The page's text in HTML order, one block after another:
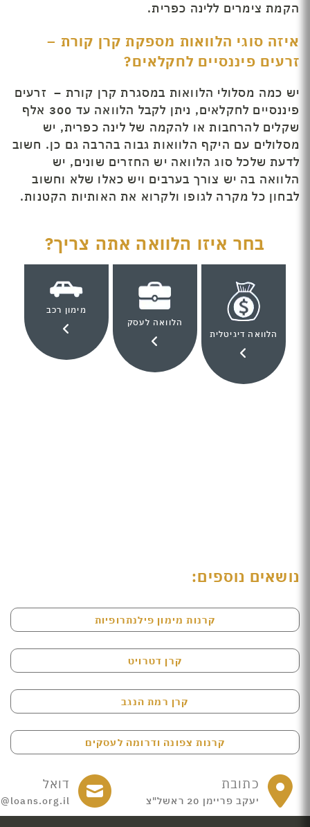
הקמת צימרים ללינה כפרית.
איזה סוגי הלוואות מספקת קרן קורת –
זרעים פיננסיים לחקלאים?
יש כמה מסלולי הלוואות במסגרת קרן קורת – זרעים
פיננסיים לחקלאים, ניתן לקבל הלוואה עד 300 אלף
שקלים להרחבות או להקמה של לינה כפרית, יש
מסלולים עם היקף הלוואות גבוה בהרבה גם כן. חשוב
לדעת שלכל סוג הלוואה יש החזרים שונים, יש
הלוואה בה יש צורך בערבים ויש כאלו שלא וחשוב
לבחון כל מקרה לגופו ולקרוא את האותיות הקטנות.
בחר איזו הלוואה אתה צריך?
הלוואה דיגיטלית
הלוואה לעסק
מימון רכב
נושאים נוספים:
קרנות מימון פילנתרופיות
קרן דטרויט
קרן רמת הנגב
קרנות צפונה ודרומה לעסקים
כתובת
יעקב פריימן 20 ראשל"צ
דואל